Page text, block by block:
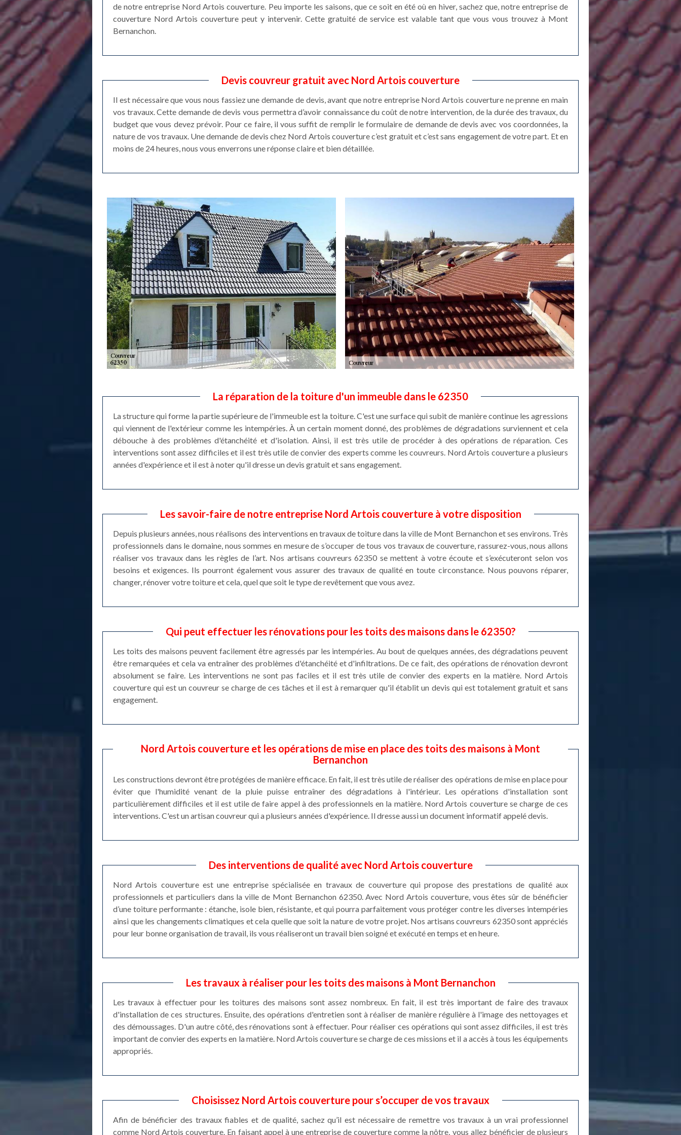
de notre entreprise Nord Artois couverture. Peu importe les saisons, que ce soit en été où en hiver, sachez que, notre entreprise de
couverture Nord Artois couverture peut y intervenir. Cette gratuité de service est valable tant que vous vous trouvez à Mont
Bernanchon.
Devis couvreur gratuit avec Nord Artois couverture
Il est nécessaire que vous nous fassiez une demande de devis, avant que notre entreprise Nord Artois couverture ne prenne en main
vos travaux. Cette demande de devis vous permettra d’avoir connaissance du coût de notre intervention, de la durée des travaux, du
budget que vous devez prévoir. Pour ce faire, il vous suffit de remplir le formulaire de demande de devis avec vos coordonnées, la
nature de vos travaux. Une demande de devis chez Nord Artois couverture c’est gratuit et c’est sans engagement de votre part. Et en
moins de 24 heures, nous vous enverrons une réponse claire et bien détaillée.
La réparation de la toiture d'un immeuble dans le 62350
La structure qui forme la partie supérieure de l'immeuble est la toiture. C'est une surface qui subit de manière continue les agressions
qui viennent de l'extérieur comme les intempéries. À un certain moment donné, des problèmes de dégradations surviennent et cela
débouche à des problèmes d'étanchéité et d'isolation. Ainsi, il est très utile de procéder à des opérations de réparation. Ces
interventions sont assez difficiles et il est très utile de convier des experts comme les couvreurs. Nord Artois couverture a plusieurs
années d'expérience et il est à noter qu'il dresse un devis gratuit et sans engagement.
Les savoir-faire de notre entreprise Nord Artois couverture à votre disposition
Depuis plusieurs années, nous réalisons des interventions en travaux de toiture dans la ville de Mont Bernanchon et ses environs. Très
professionnels dans le domaine, nous sommes en mesure de s’occuper de tous vos travaux de couverture, rassurez-vous, nous allons
réaliser vos travaux dans les règles de l’art. Nos artisans couvreurs 62350 se mettent à votre écoute et s’exécuteront selon vos
besoins et exigences. Ils pourront également vous assurer des travaux de qualité en toute circonstance. Nous pouvons réparer,
changer, rénover votre toiture et cela, quel que soit le type de revêtement que vous avez.
Qui peut effectuer les rénovations pour les toits des maisons dans le 62350?
Les toits des maisons peuvent facilement être agressés par les intempéries. Au bout de quelques années, des dégradations peuvent
être remarquées et cela va entraîner des problèmes d'étanchéité et d'infiltrations. De ce fait, des opérations de rénovation devront
absolument se faire. Les interventions ne sont pas faciles et il est très utile de convier des experts en la matière. Nord Artois
couverture qui est un couvreur se charge de ces tâches et il est à remarquer qu'il établit un devis qui est totalement gratuit et sans
engagement.
Nord Artois couverture et les opérations de mise en place des toits des maisons à Mont
Bernanchon
Les constructions devront être protégées de manière efficace. En fait, il est très utile de réaliser des opérations de mise en place pour
éviter que l'humidité venant de la pluie puisse entraîner des dégradations à l'intérieur. Les opérations d'installation sont
particulièrement difficiles et il est utile de faire appel à des professionnels en la matière. Nord Artois couverture se charge de ces
interventions. C'est un artisan couvreur qui a plusieurs années d'expérience. Il dresse aussi un document informatif appelé devis.
Des interventions de qualité avec Nord Artois couverture
Nord Artois couverture est une entreprise spécialisée en travaux de couverture qui propose des prestations de qualité aux
professionnels et particuliers dans la ville de Mont Bernanchon 62350. Avec Nord Artois couverture, vous êtes sûr de bénéficier
d’une toiture performante : étanche, isole bien, résistante, et qui pourra parfaitement vous protéger contre les diverses intempéries
ainsi que les changements climatiques et cela quelle que soit la nature de votre projet. Nos artisans couvreurs 62350 sont appréciés
pour leur bonne organisation de travail, ils vous réaliseront un travail bien soigné et exécuté en temps et en heure.
Les travaux à réaliser pour les toits des maisons à Mont Bernanchon
Les travaux à effectuer pour les toitures des maisons sont assez nombreux. En fait, il est très important de faire des travaux
d'installation de ces structures. Ensuite, des opérations d'entretien sont à réaliser de manière régulière à l'image des nettoyages et
des démoussages. D'un autre côté, des rénovations sont à effectuer. Pour réaliser ces opérations qui sont assez difficiles, il est très
important de convier des experts en la matière. Nord Artois couverture se charge de ces missions et il a accès à tous les équipements
appropriés.
Choisissez Nord Artois couverture pour s’occuper de vos travaux
Afin de bénéficier des travaux fiables et de qualité, sachez qu’il est nécessaire de remettre vos travaux à un vrai professionnel
comme Nord Artois couverture. En faisant appel à une entreprise de couverture comme la nôtre, vous allez bénéficier de plusieurs